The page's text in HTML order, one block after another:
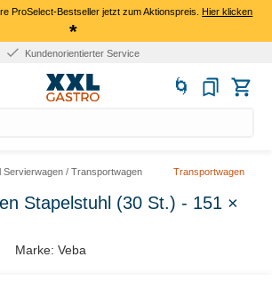
ProSelect-Bestseller jetzt zum Aktionspreis.Hier klicken
*
Kundenorientierter Service
Servierwagen / Transportwagen Transportwagen
Stapelstuhl (30 St.) - 151 ×
Marke: Veba